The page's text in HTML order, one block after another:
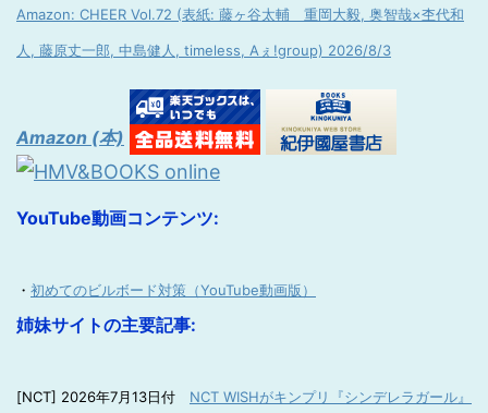
Amazon: CHEER Vol.72 (表紙: 藤ヶ谷太輔 重岡大毅, 奥智哉×杢代和
人, 藤原丈一郎, 中島健人, timeless, Aぇ!group) 2026/8/3
Amazon (本)
YouTube動画コンテンツ:
・ 初めてのビルボード対策（YouTube動画版）
姉妹サイトの主要記事:
[NCT] 2026年7月13日付 NCT WISHがキンプリ『シンデレラガール』